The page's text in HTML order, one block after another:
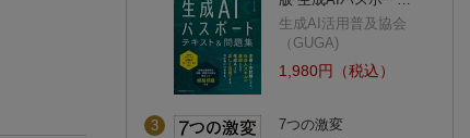
生成AI活用普及協会
（GUGA)
1,980円（税込）
3
7つの激変